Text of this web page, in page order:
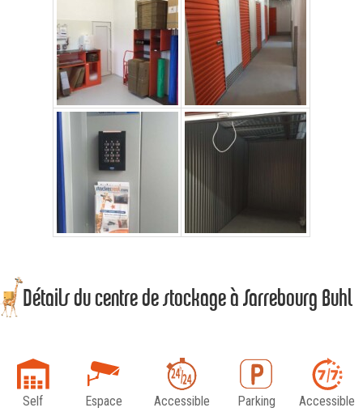
Détails du centre de stockage à Sarrebourg Buhl
Self
Espace
Accessible
Parking
Accessible